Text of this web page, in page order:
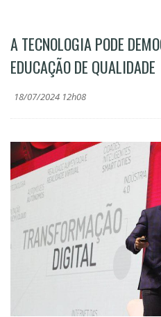
A TECNOLOGIA PODE
EDUCAÇÃO DE QUALIDADE
18/07/2024 12h08